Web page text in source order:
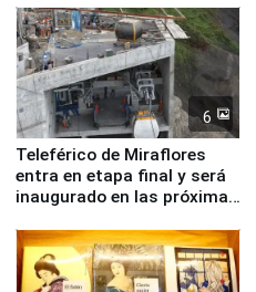
6
Teleférico de Miraflores
entra en etapa final y será
inaugurado en las próximas